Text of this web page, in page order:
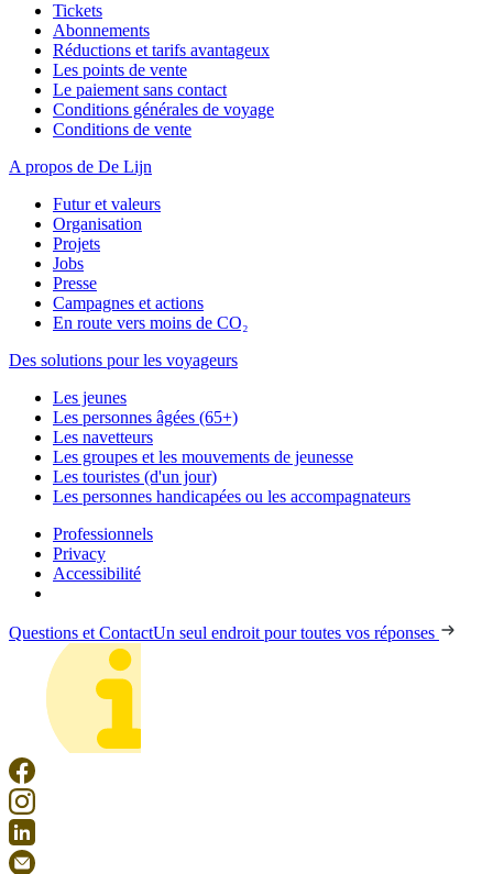
Tickets
Abonnements
Réductions et tarifs avantageux
Les points de vente
Le paiement sans contact
Conditions générales de voyage
Conditions de vente
A propos de De Lijn
Futur et valeurs
Organisation
Projets
Jobs
Presse
Campagnes et actions
En route vers moins de CO₂
Des solutions pour les voyageurs
Les jeunes
Les personnes âgées (65+)
Les navetteurs
Les groupes et les mouvements de jeunesse
Les touristes (d'un jour)
Les personnes handicapées ou les accompagnateurs
Professionnels
Privacy
Accessibilité
Questions et ContactUn seul endroit pour toutes vos réponses